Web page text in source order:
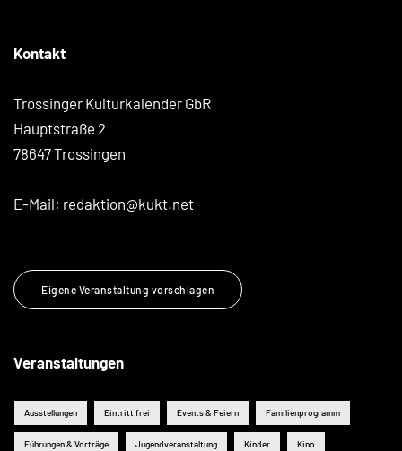
Kontakt
Trossinger Kulturkalender GbR
Hauptstraße 2
78647 Trossingen
E-Mail: redaktion@kukt.net
Eigene Veranstaltung vorschlagen
Veranstaltungen
Ausstellungen Eintritt frei Events & Feiern Familienprogramm
Führungen & Vorträge Jugendveranstaltung Kinder Kino